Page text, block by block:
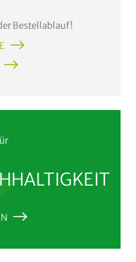
Bestellablauf!